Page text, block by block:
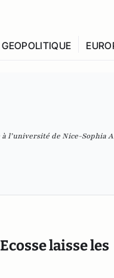
GEOPOLITIQUE
l’université de Nice-Sophia
laisse les